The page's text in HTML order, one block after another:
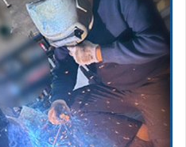
PUMP)
엔진펌프 분야 최고의 제품을 제공